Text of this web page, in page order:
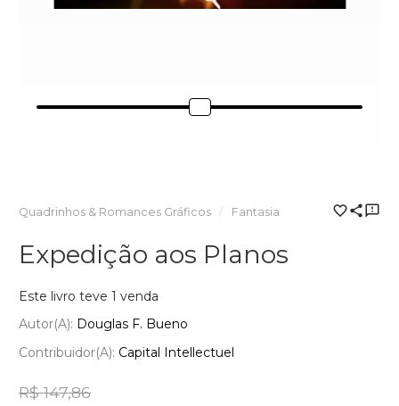
Quadrinhos & Romances Gráficos Fantasia
Expedição aos Planos
Este livro teve 1 venda
Autor(a): Douglas F. Bueno
Contribuidor(a): Capital Intellectuel
R$ 147,86